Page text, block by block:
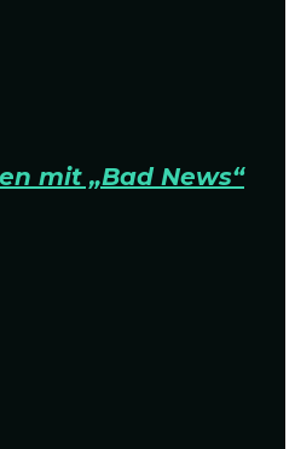
mit „Bad News“